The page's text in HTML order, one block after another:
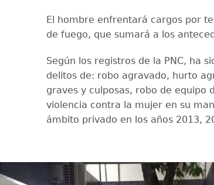
El hombre enfrentará cargos por
de fuego, que sumará a los
Según los registros de la PNC, ha
delitos de: robo agravado, hurto
graves y culposas, robo de equipo
violencia contra la mujer en su
ámbito privado en los años 2013,